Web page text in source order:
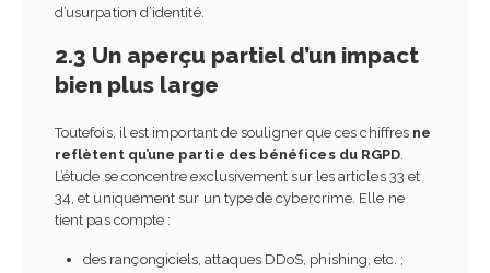
d’usurpation d’identité.
2.3 Un aperçu partiel d’un impact
bien plus large
Toutefois, il est important de souligner que ces chiffres ne
reflètent qu’une partie des bénéfices du RGPD
L’étude se concentre exclusivement sur les articles 33 et
34, et uniquement sur un type de cybercrime. Elle ne
tient pas compte :
des rançongiciels, attaques DDoS, phishing, etc. ;